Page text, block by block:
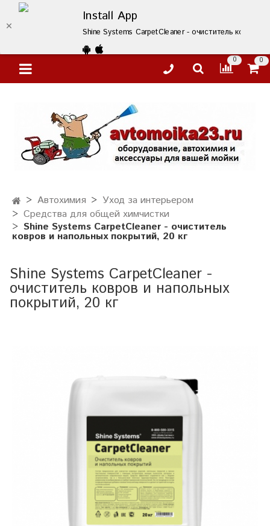
Install App
Shine Systems CarpetCleaner - очиститель ковров
0 0
Автохимия
Уход за интерьером
Средства для общей химчистки
Shine Systems CarpetCleaner - очиститель
ковров и напольных покрытий, 20 кг
Shine Systems CarpetCleaner -
очиститель ковров и напольных
покрытий, 20 кг